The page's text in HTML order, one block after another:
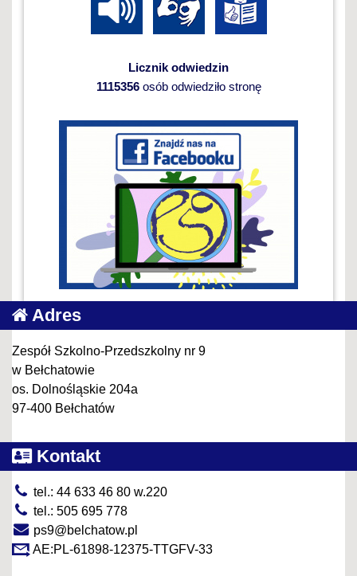
Licznik odwiedzin
1115356osób odwiedziło stronę
Adres
Zespół Szkolno-Przedszkolny nr 9
w Bełchatowie
os. Dolnośląskie 204a
97-400 Bełchatów
Kontakt
tel.: 44 633 46 80 w.220
tel.: 505 695 778
ps9@belchatow.pl
AE:PL-61898-12375-TTGFV-33